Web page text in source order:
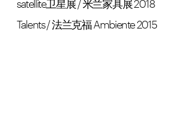
satellite卫星展 / 米兰家具展 2018
Talents / 法兰克福 Ambiente 2015